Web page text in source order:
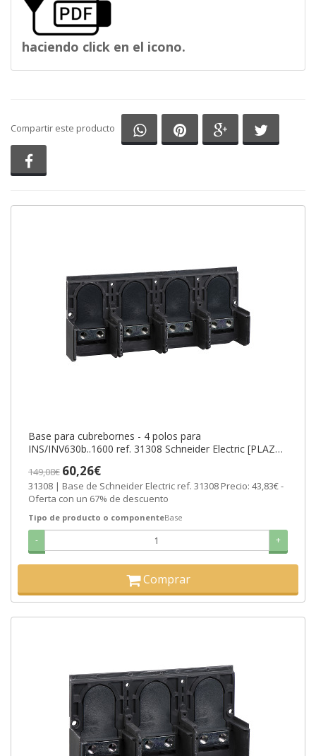
haciendo click en el icono.
Compartir este producto Compartir en Whatsapp
Compartir en Pinterest
Compartir en
Base para cubrebornes - 4 polos para
INS/INV630b..1600 ref. 31308 Schneider Electric [PLAZO
149,08€ 60,26€
31308 | Base de Schneider Electric ref. 31308 Precio: 43,83€ -
Oferta con un 67% de descuento
Tipo de producto o componenteBase
- +
Comprar